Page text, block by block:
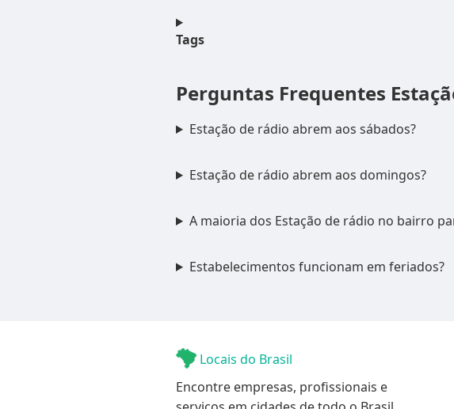
Tags
Perguntas Frequentes
Estação de rádio abrem aos sábados?
Estação de rádio abrem aos domingos?
A maioria dos Estação de rádio no bairro
Estabelecimentos funcionam em feriados?
Locais do Brasil
Encontre empresas, profissionais e